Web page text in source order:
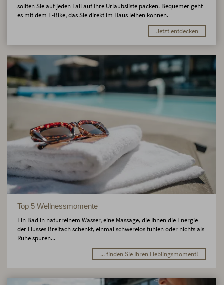
sollten Sie auf jeden Fall auf Ihre Urlaubsliste packen. Bequemer geht
es mit dem E-Bike, das Sie direkt im Haus leihen können.
Jetzt entdecken
Top 5 Wellnessmomente
Ein Bad in naturreinem Wasser, eine Massage, die Ihnen die Energie
der Flusses Breitach schenkt, einmal schwerelos fühlen oder nichts als
Ruhe spüren...
... finden Sie Ihren Lieblingsmoment!